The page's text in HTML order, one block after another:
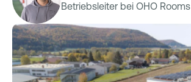
Betriebsleiter bei OHO Rooms